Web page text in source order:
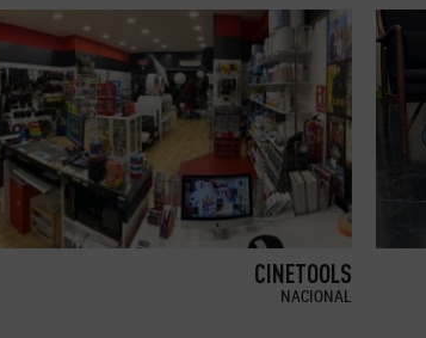
CINETOOLS
NACIONAL